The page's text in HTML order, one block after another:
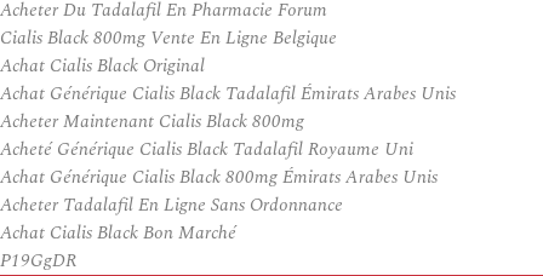
Acheter Du Tadalafil En Pharmacie Forum
Cialis Black 800mg Vente En Ligne Belgique
Achat Cialis Black Original
Achat Générique Cialis Black Tadalafil Émirats Arabes Unis
Acheter Maintenant Cialis Black 800mg
Acheté Générique Cialis Black Tadalafil Royaume Uni
Achat Générique Cialis Black 800mg Émirats Arabes Unis
Acheter Tadalafil En Ligne Sans Ordonnance
Achat Cialis Black Bon Marché
P19GgDR